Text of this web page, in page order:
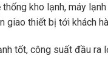
kho lạnh, máy
giao thiết bị tới khách
tốt, công suất đầu ra